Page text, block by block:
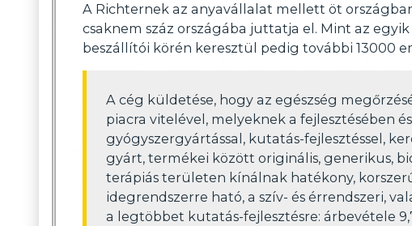
A Richternek az anyavállalat mellett öt
csaknem száz országába juttatja el. Mint az
beszállítói körén keresztül pedig további 13000
A cég küldetése, hogy az egészség
piacra vitelével, melyeknek a fejlesztésében
gyógyszergyártással, kutatás-fejlesztéssel,
gyárt, termékei között originális, generikus,
terápiás területen kínálnak hatékony,
idegrendszerre ható, a szív- és érrendszeri,
a legtöbbet kutatás-fejlesztésre: árbevétele